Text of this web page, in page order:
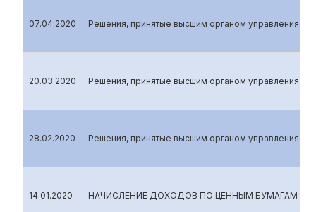
07.04.2020 Решения, принятые высшим органом управления
20.03.2020 Решения, принятые высшим органом управления
28.02.2020 Решения, принятые высшим органом управления
14.01.2020 НАЧИСЛЕНИЕ ДОХОДОВ ПО ЦЕННЫМ БУМАГАМ